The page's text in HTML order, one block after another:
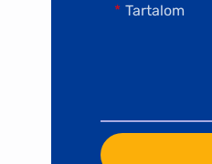
Tartalom